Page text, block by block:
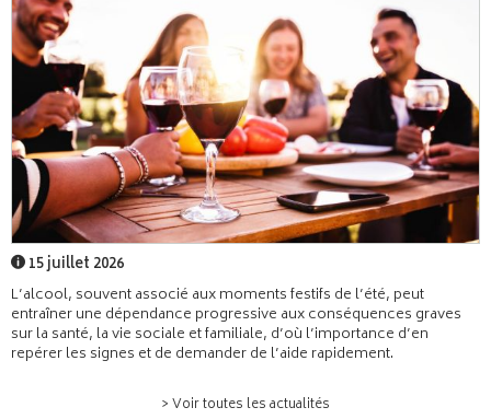
15 juillet 2026
L’alcool, souvent associé aux moments festifs de l’été, peut
entraîner une dépendance progressive aux conséquences graves
sur la santé, la vie sociale et familiale, d’où l’importance d’en
repérer les signes et de demander de l’aide rapidement.
> Voir toutes les actualités